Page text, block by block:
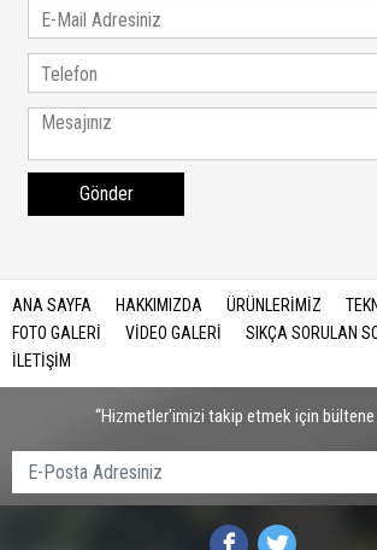
Gönder
ANA SAYFA HAKKIMIZDA ÜRÜNLERİMİZ
FOTO GALERİ
VİDEO GALERİ SIKÇA SORULAN
İLETİŞİM
“Hizmetler'imizi takip etmek için bültene